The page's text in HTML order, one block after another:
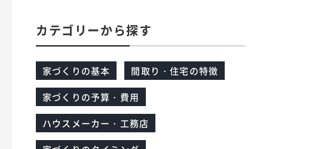
カテゴリーから探す
家づくりの基本 間取り・住宅の特徴
家づくりの予算・費用
ハウスメーカー・工務店